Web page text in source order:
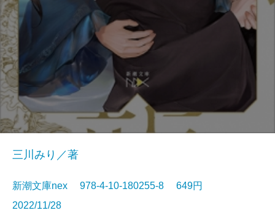
三川みり／著
新潮文庫nex 978-4-10-180255-8 649円
2022/11/28